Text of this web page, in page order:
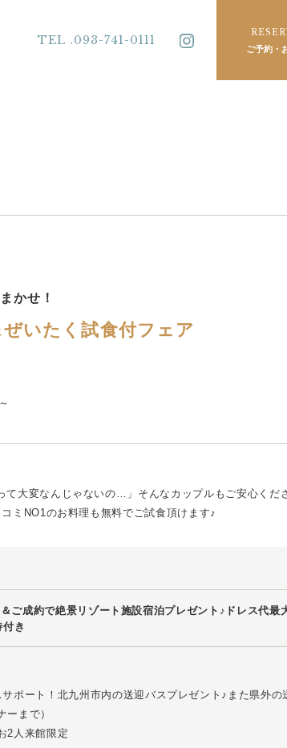
TEL .093-741-0111
ご予約・
かせ！
いたく試食付フェア
て大変なんじゃないの…」そんなカップルもご安心くだ
ミNO1のお料理も無料でご試食頂けます♪
ご成約で絶景リゾート施設宿泊プレゼント♪ドレス代最
き
ポート！北九州市内の送迎バスプレゼント♪また県外の
ーまで）
2人来館限定